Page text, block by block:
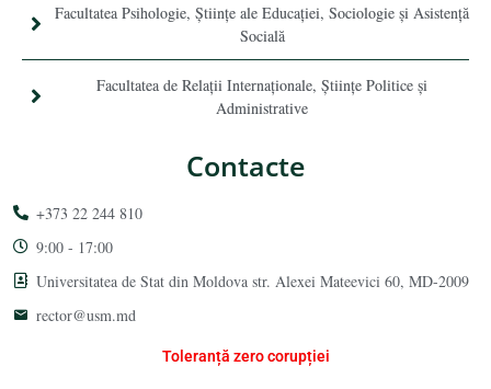
Facultatea Psihologie, Ştiinţe ale Educaţiei, Sociologie și Asistență
Socială
Facultatea de Relaţii Internaţionale, Ştiinţe Politice şi
Administrative
Contacte
+373 22 244 810
9:00 - 17:00
Universitatea de Stat din Moldova str. Alexei Mateevici 60, MD-2009
rector@usm.md
Toleranță zero corupției